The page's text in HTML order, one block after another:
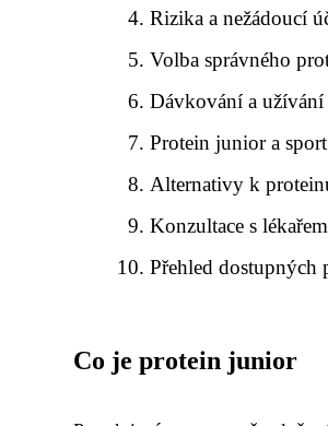
Rizika a nežádoucí
Volba správného
Dávkování a užívání
Protein junior a sport
Alternativy k
Konzultace s lékařem
Přehled dostupných
Co je protein junior